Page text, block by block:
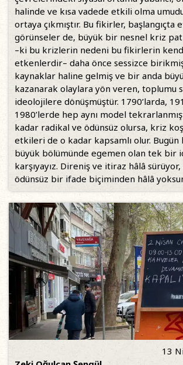
halinde ve kısa vadede etkili olma umudu
ortaya çıkmıştır. Bu fikirler, başlangıçta
görünseler de, büyük bir nesnel kriz
–ki bu krizlerin nedeni bu fikirlerin
etkenlerdir– daha önce sessizce
kaynaklar haline gelmiş ve bir anda
kazanarak olaylara yön veren, toplumu
ideolojilere dönüşmüştür. 1790’larda,
1980’lerde hep aynı model
kadar radikal ve ödünsüz olursa, kriz
etkileri de o kadar kapsamlı olur. Bugün
büyük bölümünde egemen olan tek bir
karşıyayız. Direniş ve itiraz hâlâ
ödünsüz bir ifade biçiminden hâlâ
13